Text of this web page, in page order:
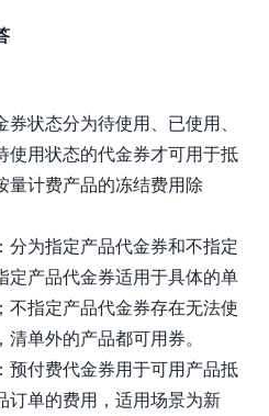
券状态分为待使用、已使用、
使用状态的代金券才可用于抵
量计费产品的冻结费用除
：分为指定产品代金券和不指定
定产品代金券适用于具体的单
不指定产品代金券存在无法使
单外的产品都可用券。
：预付费代金券用于可用产品抵
订单的费用，适用场景为新